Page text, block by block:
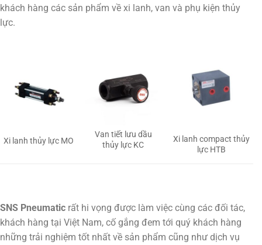
khách hàng các sản phẩm về xi lanh, van và phụ kiện thủy
lực.
Xi lanh thủy lực MO
Van tiết lưu dầu
thủy lực KC
Xi lanh compact thủy
lực HTB
SNS Pneumatic rất hi vọng được làm việc cùng các đối tác,
khách hàng tại Việt Nam, cố gắng đem tới quý khách hàng
những trải nghiệm tốt nhất về sản phẩm cũng như dịch vụ